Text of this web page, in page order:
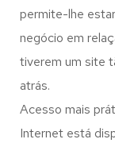
permite-lhe
negócio em
tiverem um site
atrás.
Acesso mais
Internet está